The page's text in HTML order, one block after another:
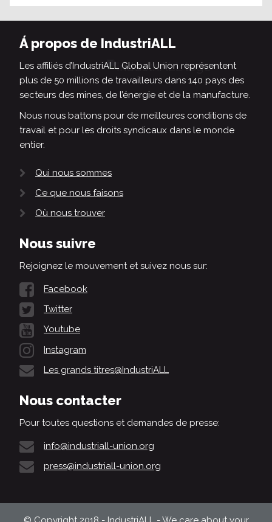
Á propos de IndustriALL
Les affiliés d’IndustriALL Global Union représentent
plus de 50 millions de travailleurs dans 140 pays des
secteurs des mines, de l’énergie et de la manufacture.
Nous nous battons pour de meilleures conditions de
travail et pour les droits syndicaux dans le monde
entier.
Qui nous sommes
Ce que nous faisons
Où nous trouver
Nous suivre
Rejoignez le mouvement et suivez nous sur:
Facebook
Twitter
Youtube
Instagram
Les grands titres@IndustriALL
Nous contacter
Pour toutes questions et demandes de presse:
info@industriall-union.org
press@industriall-union.org